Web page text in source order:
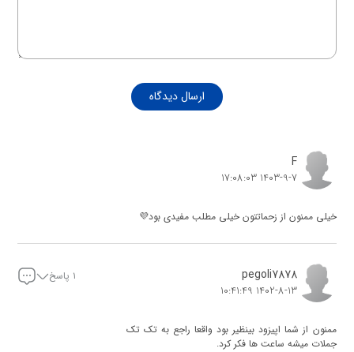
ارسال دیدگاه
F
1403-9-7 17:08:03
خیلی ممنون از زحماتتون خیلی مطلب مفیدی بود💜
pegoli7878
1402-8-13 10:41:49
۱ پاسخ
ممنون از شما اپیزود بینظیر بود واقعا راجع به تک تک
جملات میشه ساعت ها فکر کرد.